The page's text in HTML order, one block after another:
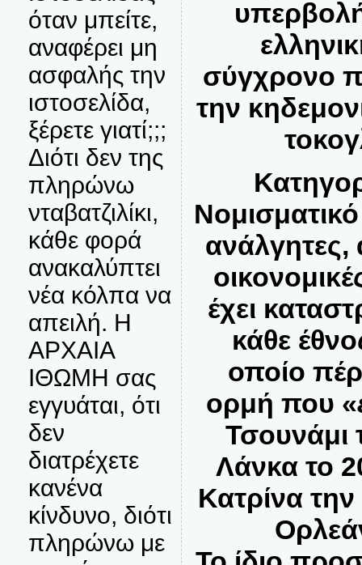
όταν μπείτε,
αναφέρει μη
ασφαλής την
ιστοσελίδα,
ξέρετε γιατί;;;
Διότι δεν της
πληρώνω
νταβατζιλίκι,
κάθε φορά
ανακαλύπτει
νέα κόλπα να
απειλή. Η
ΑΡΧΑΙΑ
ΙΘΩΜΗ σας
εγγυάται, ότι
δεν
διατρέχετε
κανένα
κίνδυνο, διότι
πληρώνω με
σύγχρονο
την
ανάλγητες,
έχει
κάθε
οποίο
ορμή που «
Τσουνάμι
Λάνκα το
Κατρίνα την